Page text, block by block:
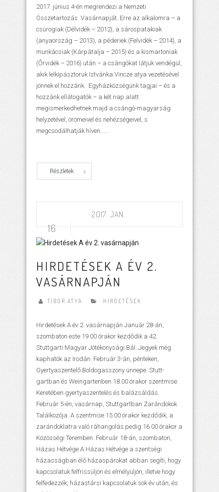
2017. június 4-én megrendezi a Nemzeti
Összetartozás Vasárnapját. Erre az alkalomra – a
csúrogiak (Délvidék – 2012), a sárospatakiak
(anyaország – 2013), a péderiek (Felvidék – 2014), a
munkácsiak (Kárpátalja – 2015) és a kismartoniak
(Őrvidék – 2016) után – a csángókat látjuk vendégül,
akik lelkipásztoruk Istvánka Vincze atya vezetésével
jönnek el hozzánk. Egyházközségünk tagjai – és a
hozzánk ellátogatók – a két nap alatt
megismerkedhetnek majd a csángó-magyarság
helyzetével, örömeivel és nehézségeivel, s
megcsodálhatják híven......
Részletek
2017. JAN..
16
HIRDETÉSEK A ÉV 2.
VASÁRNAPJÁN
TIBOR ATYA HIRDETÉSEK
Hirdetések A év 2. vasárnapján Január 28-án,
szombaton este 19.00 órakor kezdődik a 42.
Stuttgarti Magyar Jótékonysági Bál. Jegyek még
kaphatók az Irodán. Február 3-án, pénteken,
Gyertyaszentelő Boldogasszony ünnepe. Stutt­
gartban és Weingartenben 18.00 órakor szentmise.
Keretében gyertyaszentelés és balázsáldás.
Február 5-én, vasárnap, Stuttgartban Zarándokok
Találkozója. A szentmise 15.00 órakor kezdődik, a
zarándoklatra való ráhangolás pedig 16.00 órakor a
Közösségi Teremben. Február 18-án, szombaton,
Házas Hétvége A Házas Hétvége a szentségi
házasságban élő házaspárokat abban segíti, hogy
kapcsolatuk felfrissüljön és elmé­lyüljön, illetve hogy
felfedezzék, házastársi kapcsolatuk sok év után, és